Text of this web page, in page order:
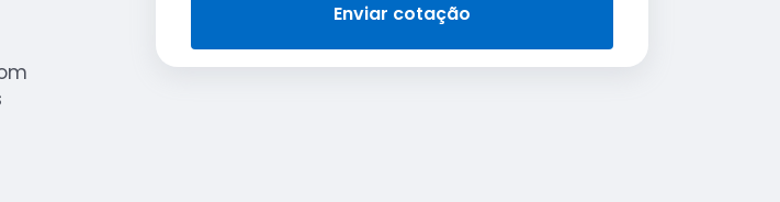
Enviar cotação